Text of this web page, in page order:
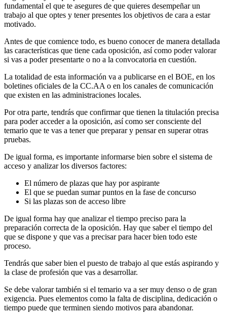
fundamental el que te asegures de que quieres desempeñar un
trabajo al que optes y tener presentes los objetivos de cara a estar
motivado.
Antes de que comience todo, es bueno conocer de manera detallada
las características que tiene cada oposición, así como poder valorar
si vas a poder presentarte o no a la convocatoria en cuestión.
La totalidad de esta información va a publicarse en el BOE, en los
boletines oficiales de la CC.AA o en los canales de comunicación
que existen en las administraciones locales.
Por otra parte, tendrás que confirmar que tienen la titulación precisa
para poder acceder a la oposición, así como ser consciente del
temario que te vas a tener que preparar y pensar en superar otras
pruebas.
De igual forma, es importante informarse bien sobre el sistema de
acceso y analizar los diversos factores:
El número de plazas que hay por aspirante
El que se puedan sumar puntos en la fase de concurso
Si las plazas son de acceso libre
De igual forma hay que analizar el tiempo preciso para la
preparación correcta de la oposición. Hay que saber el tiempo del
que se dispone y que vas a precisar para hacer bien todo este
proceso.
Tendrás que saber bien el puesto de trabajo al que estás aspirando y
la clase de profesión que vas a desarrollar.
Se debe valorar también si el temario va a ser muy denso o de gran
exigencia. Pues elementos como la falta de disciplina, dedicación o
tiempo puede que terminen siendo motivos para abandonar.